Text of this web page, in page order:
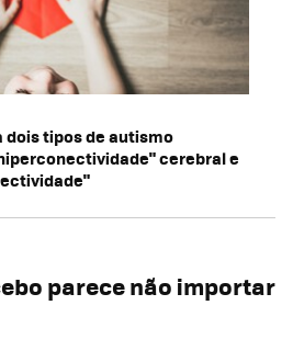
dois tipos de autismo
cerebral e
parece não importar